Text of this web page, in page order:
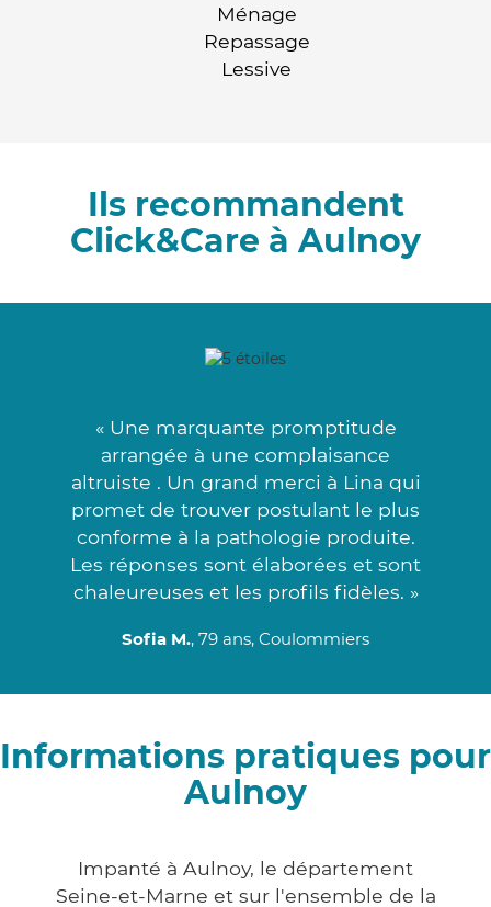
Ménage
Repassage
Lessive
Ils recommandent
Click&Care à Aulnoy
« Une marquante promptitude
arrangée à une complaisance
altruiste . Un grand merci à Lina qui
promet de trouver postulant le plus
conforme à la pathologie produite.
Les réponses sont élaborées et sont
chaleureuses et les profils fidèles. »
Sofia M., 79 ans, Coulommiers
Informations pratiques pour
Aulnoy
Impanté à Aulnoy, le département
Seine-et-Marne et sur l'ensemble de la